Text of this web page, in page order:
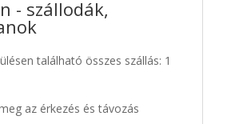
- szállodák,
található összes szállás: 1
az érkezés és távozás